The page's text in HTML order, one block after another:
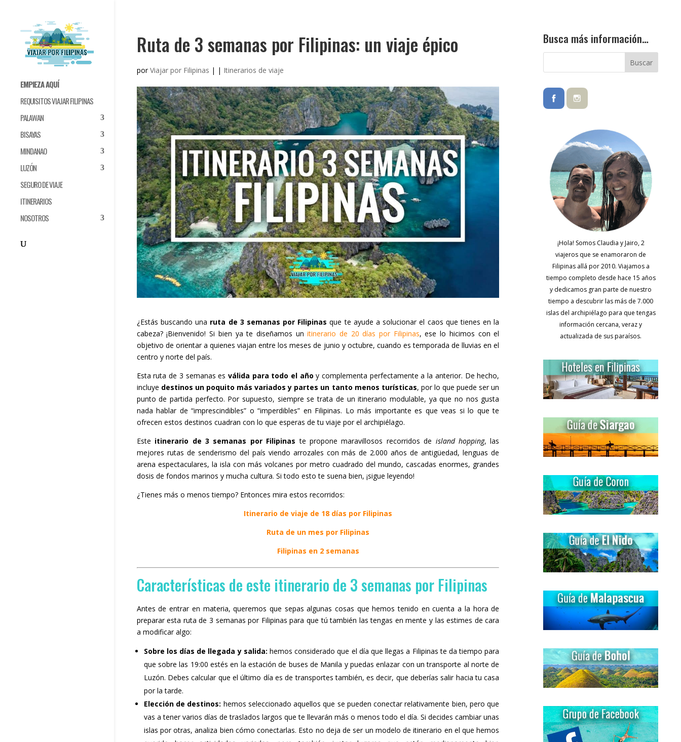
EMPIEZA AQUÍ
REQUISITOS VIAJAR FILIPINAS
PALAWAN
BISAYAS
MINDANAO
LUZÓN
SEGURO DE VIAJE
ITINERARIOS
NOSOTROS
Ruta de 3 semanas por Filipinas: un viaje épico
porViajar por Filipinas | | Itinerarios de viaje
¿Estás buscando una ruta de 3 semanas por Filipinas que te ayude a solucionar el caos que tienes en la
cabeza? ¡Bienvenido! Si bien ya te diseñamos unitinerario de 20 días por Filipinas, ese lo hicimos con el
objetivo de orientar a quienes viajan entre los meses de junio y octubre, cuando es temporada de lluvias en el
centro y norte del país.
Esta ruta de 3 semanas es válida para todo el año y complementa perfectamente a la anterior. De hecho,
incluye destinos un poquito más variados y partes un tanto menos turísticas, por lo que puede ser un
punto de partida perfecto. Por supuesto, siempre se trata de un itinerario modulable, ya que no nos gusta
nada hablar de “imprescindibles” o “imperdibles” en Filipinas. Lo más importante es que veas si lo que te
ofrecen estos destinos cuadran con lo que esperas de tu viaje por el archipiélago.
Este itinerario de 3 semanas por Filipinas te propone maravillosos recorridos de island hopping, las
mejores rutas de senderismo del país viendo arrozales con más de 2.000 años de antigüedad, lenguas de
arena espectaculares, la isla con más volcanes por metro cuadrado del mundo, cascadas enormes, grandes
dosis de fondos marinos y mucha cultura. Si todo esto te suena bien, ¡sigue leyendo!
¿Tienes más o menos tiempo? Entonces mira estos recorridos:
Itinerario de viaje de 18 días por Filipinas
Ruta de un mes por Filipinas
Filipinas en 2 semanas
Características de este itinerario de 3 semanas por Filipinas
Antes de entrar en materia, queremos que sepas algunas cosas que hemos tenido en cuenta a la hora de
preparar esta ruta de 3 semanas por Filipinas para que tú también las tengas en mente y las estimes de cara
a modificar algo:
Sobre los días de llegada y salida: hemos considerado que el día que llegas a Filipinas te da tiempo para
que sobre las 19:00 estés en la estación de buses de Manila y puedas enlazar con un transporte al norte de
Luzón. Debes calcular que el último día es de transportes también, es decir, que deberías salir hacia tu casa
por la tarde.
Elección de destinos: hemos seleccionado aquellos que se pueden conectar relativamente bien, pero que
vas a tener varios días de traslados largos que te llevarán más o menos todo el día. Si decides cambiar unas
islas por otras, analiza bien cómo conectarlas. Esto no deja de ser un modelo de itinerario en el que hemos
Busca más información…
¡Hola! Somos Claudia y Jairo, 2
viajeros que se enamoraron de
Filipinas allá por 2010. Viajamos a
tiempo completo desde hace 15 años
y dedicamos gran parte de nuestro
tiempo a descubrir las más de 7.000
islas del archipiélago para que tengas
información cercana, veraz y
actualizada de sus paraísos.